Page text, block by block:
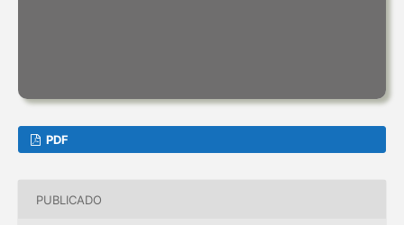
PDF
PUBLICADO